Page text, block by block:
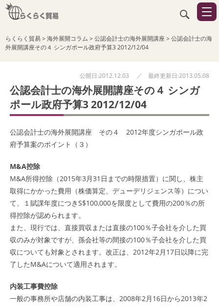
らくらく貿易>海外展開コラム >公認会計士の海外展開講座>公認会計士の海
外展開講座その４ シンガポール政府予算3 2012/12/04
公開日:2012.12.03 ／ 最終更新日:2013.05.08
公認会計士の海外展開講座その４ シンガ
ポール政府予算3 2012/12/04
公認会計士の海外展開講座 その４ 2012年度シンガポール政
府予算案のポイント（３）
M&A控除
M&A所得控除（2015年3月31日までの時限措置）に関し、株主
取得にかかった費用（株価算定、デューデリジェンス等）につい
て、１賦課年度につきS$100,000を限度として費用の200％の所
得控除が認められます。
また、現行では、直接買収または直接の100％子会社を介した買
収のみが対象ですが、孫会社等の間接の100％子会社を介した買
収についても対象とされます。改正は、2012年2月17日以降に完
了したM&Aについて適用されます。
内装工事費控除
一般の事務所や店舗の内装工事は、2008年2月16日から2013年2